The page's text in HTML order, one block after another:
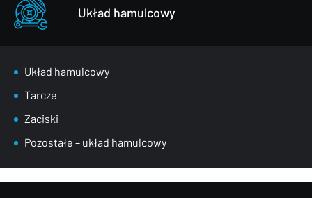
Układ hamulcowy
Układ hamulcowy
Tarcze
Zaciski
Pozostałe – układ hamulcowy